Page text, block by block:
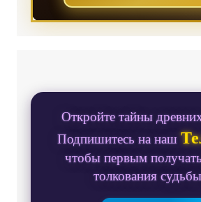
Откройте тайны
Подпишитесь на наш
чтобы первым
толкования